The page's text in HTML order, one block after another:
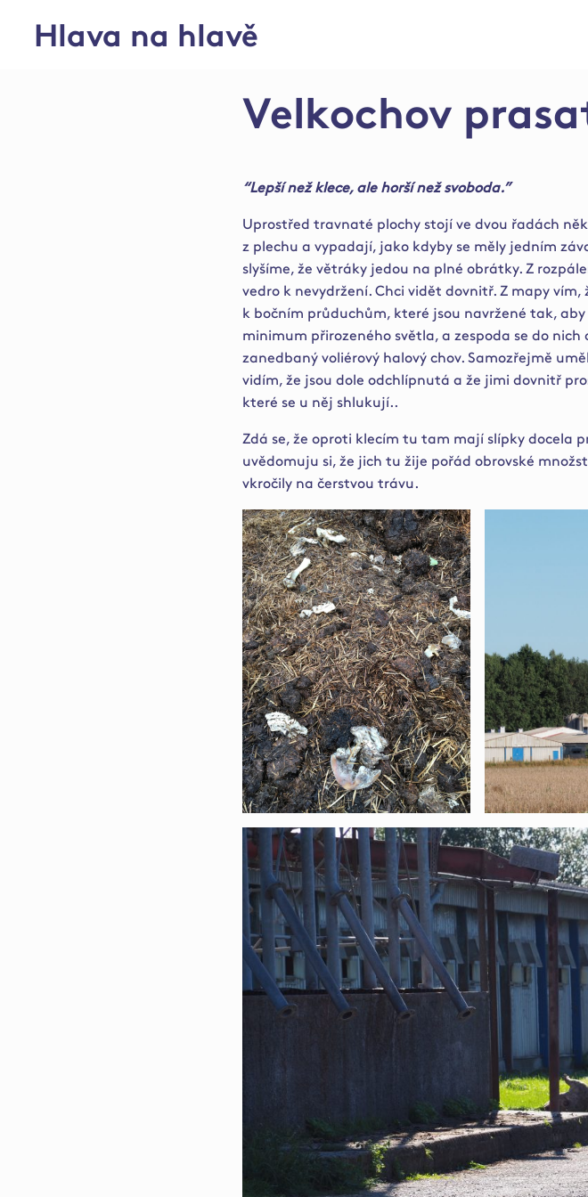
Hlava na hlavě
Velkochov
“Lepší než klece, ale horší než svoboda.”
Uprostřed travnaté plochy stojí ve dvou řadách
z plechu a vypadají, jako kdyby se měly jedním
slyšíme, že větráky jedou na plné obrátky. Z
vedro k nevydržení. Chci vidět dovnitř. Z mapy
k bočním průduchům, které jsou navržené tak,
minimum přirozeného světla, a zespoda se do
zanedbaný voliérový halový chov. Samozřejmě
vidím, že jsou dole odchlípnutá a že jimi dovnitř
které se u něj shlukují..
Zdá se, že oproti klecím tu tam mají slípky docela
uvědomuju si, že jich tu žije pořád obrovské
vkročily na čerstvou trávu.